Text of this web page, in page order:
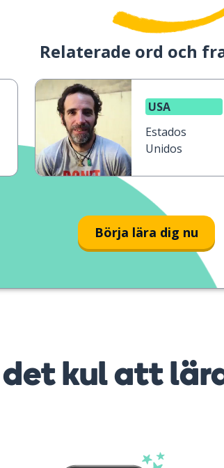
Relaterade ord och
USA
Estados
Unidos
Börja lära dig nu
det kul att